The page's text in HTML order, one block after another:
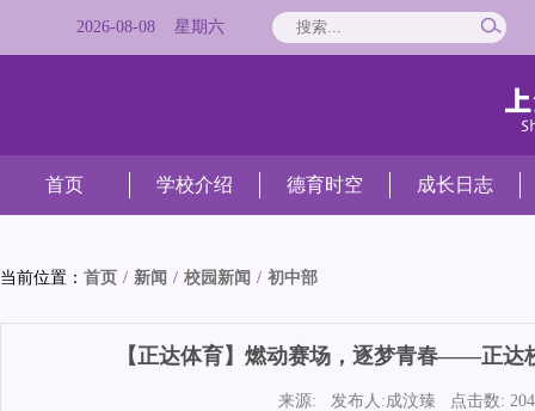
2026-08-08 星期 六
首页 学校介绍 德育时空 成长日志
当前位置： 首页 / 新闻 / 校园新闻 / 初中部
【正达体育】燃动赛场，逐梦青春——正达
来源: 发布人:成汶臻 点击数: